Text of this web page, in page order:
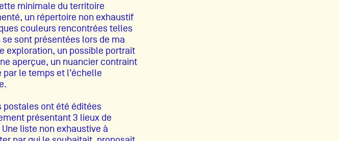
minimale du territoire
un répertoire non exhaustif
couleurs rencontrées telles
sont présentées lors de ma
exploration, un possible portrait
aperçue, un nuancier contraint
par le temps et l’échelle
postales ont été éditées
présentant 3 lieux de
liste non exhaustive à